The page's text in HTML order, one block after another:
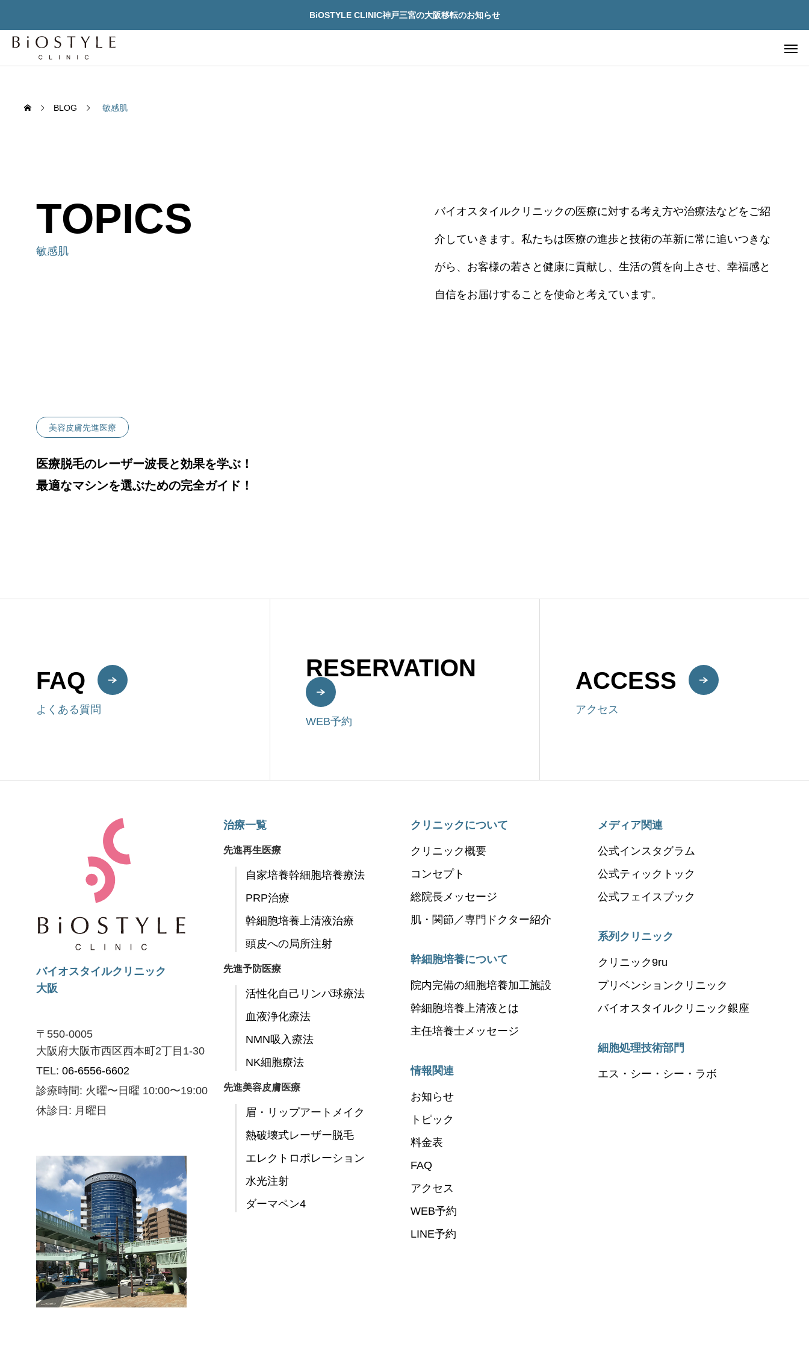
BiOSTYLE CLINIC神戸三宮の大阪移転のお知らせ
TREATMENT
先進予防医療
先進予防医療
先進美容皮膚医療
先進美容皮膚医療
水光注射
老化細胞を「削除」せよ – セノリ
再生医療の安全性を見極める ―
技術の先にある14のチェックポイ
血液を浄化すれば老化は止まるの
か？ ― 血液浄化療法の仕組み・
BLOG 敏感肌
TOPICS
敏感肌
バイオスタイルクリニックの医療に対する考え方や治療法などをご紹
介していきます。私たちは医療の進歩と技術の革新に常に追いつきな
がら、お客様の若さと健康に貢献し、生活の質を向上させ、幸福感と
自信をお届けすることを使命と考えています。
美容皮膚先進医療
医療脱毛のレーザー波長と効果を学ぶ！
最適なマシンを選ぶための完全ガイド！
FAQ
よくある質問
RESERVATION
WEB予約
ACCESS
アクセス
バイオスタイルクリニック
大阪
〒550-0005
大阪府大阪市西区西本町2丁目1-30
TEL: 06-6556-6602
診療時間: 火曜〜日曜 10:00〜19:00
休診日: 月曜日
治療一覧
先進再生医療
自家培養幹細胞培養療法
PRP治療
幹細胞培養上清液治療
頭皮への局所注射
先進予防医療
活性化自己リンパ球療法
血液浄化療法
NMN吸入療法
NK細胞療法
先進美容皮膚医療
眉・リップアートメイク
熱破壊式レーザー脱毛
エレクトロポレーション
水光注射
ダーマペン4
クリニックについて
クリニック概要
コンセプト
総院長メッセージ
肌・関節／専門ドクター紹介
幹細胞培養について
院内完備の細胞培養加工施設
幹細胞培養上清液とは
主任培養士メッセージ
情報関連
お知らせ
トピック
料金表
FAQ
アクセス
WEB予約
LINE予約
メディア関連
公式インスタグラム
公式ティックトック
公式フェイスブック
系列クリニック
クリニック9ru
プリベンションクリニック
バイオスタイルクリニック銀座
細胞処理技術部門
エス・シー・シー・ラボ